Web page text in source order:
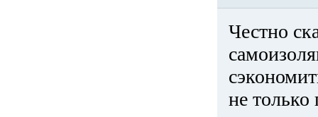
Честно
не только